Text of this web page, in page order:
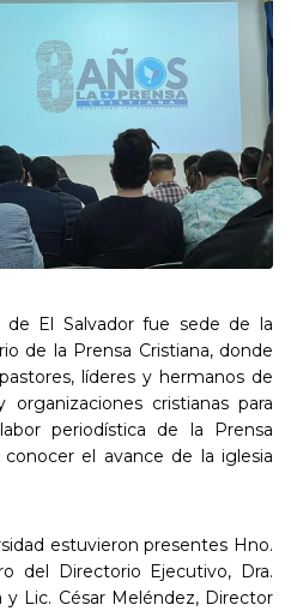
de El Salvador fue sede de la
de la Prensa Cristiana, donde
líderes y hermanos de
cristianas para
periodística de la Prensa
el avance de la iglesia
estuvieron presentes Hno.
del Directorio Ejecutivo, Dra.
y Lic. César Meléndez, Director